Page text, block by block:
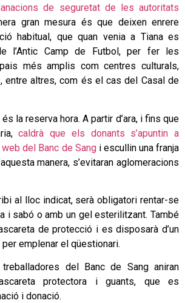
de seguretat de les autoritats
gran mesura és que deixen enrere
habitual, que quan venia a Tiana es
l’Antic Camp de Futbol, per fer les
més amplis com centres culturals,
entre altres, com és el cas del Casal de
és la reserva hora. A partir d’ara, i fins que
caldrà que els donants s’apuntin a
del Banc de Sangi escullin una franja
manera, s’evitaran aglomeracions
al lloc indicat, serà obligatori rentar-se
i sabó o amb un gel esterilitzant. També
de protecció i es disposarà d’un
emplenar el qüestionari.
del Banc de Sang aniran
protectora i guants, que es
i donació.